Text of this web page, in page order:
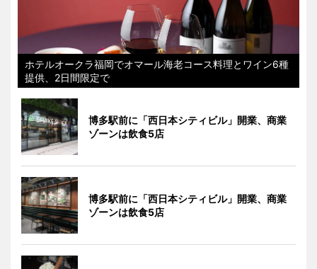
ホテルオークラ福岡でオマール海老コース料理とワイン6種
提供、2日間限定で
博多駅前に「西日本シティビル」開業、商業
ゾーンは飲食5店
博多駅前に「西日本シティビル」開業、商業
ゾーンは飲食5店